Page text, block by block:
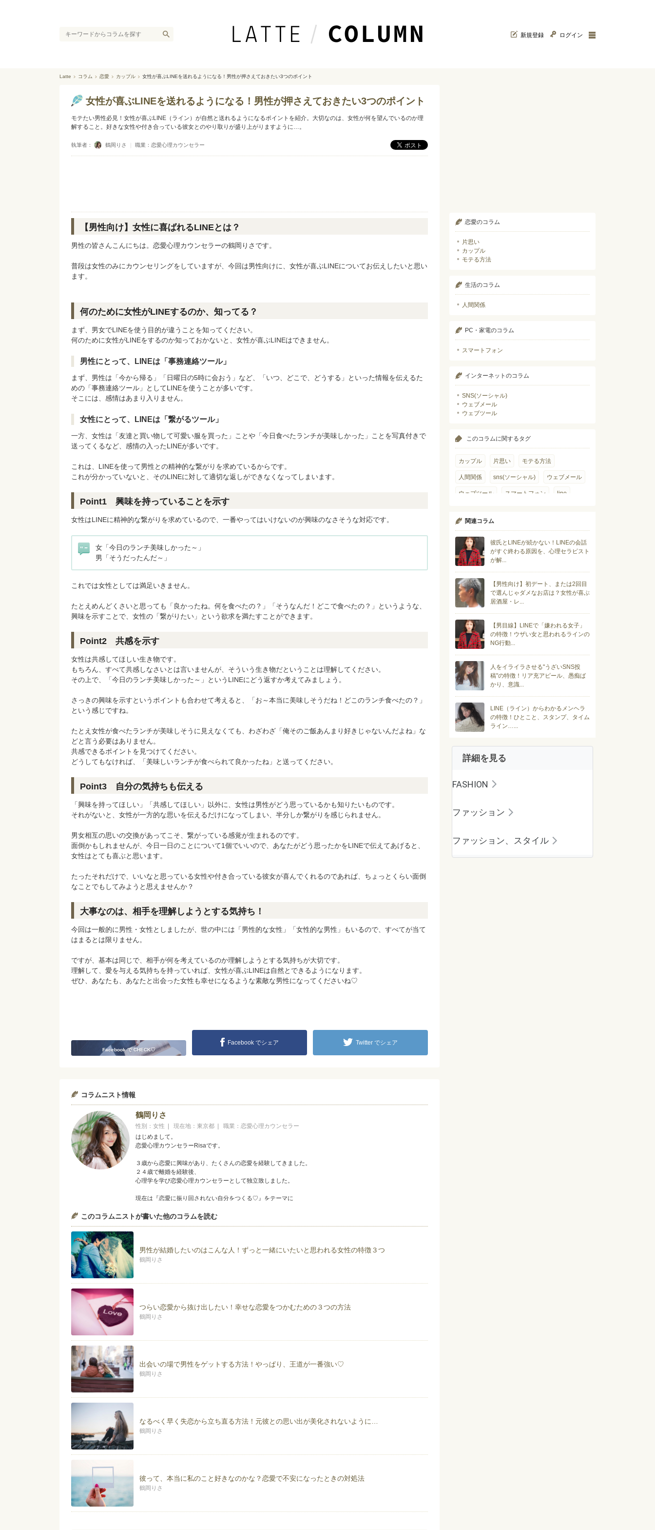
新規登録 ログイン
Latte コラム 恋愛 カップル 女性が喜ぶLINEを送れるようになる！男性が押さえておきたい3つのポイント
女性が喜ぶLINEを送れるようになる！男性が押さえておきたい3つのポイント
モテたい男性必見！女性が喜ぶLINE（ライン）が自然と送れるようになるポイントを紹介。大切なのは、女性が何を望んでいるのか理
解すること。好きな女性や付き合っている彼女とのやり取りが盛り上がりますように…。
執筆者： 鶴岡りさ ｜ 職業：恋愛心理カウンセラー
【男性向け】女性に喜ばれるLINEとは？
男性の皆さんこんにちは。恋愛心理カウンセラーの鶴岡りさです。
普段は女性のみにカウンセリングをしていますが、今回は男性向けに、女性が喜ぶLINEについてお伝えしたいと思い
ます。
何のために女性がLINEするのか、知ってる？
まず、男女でLINEを使う目的が違うことを知ってください。
何のために女性がLINEをするのか知っておかないと、女性が喜ぶLINEはできません。
男性にとって、LINEは「事務連絡ツール」
まず、男性は「今から帰る」「日曜日の5時に会おう」など、「いつ、どこで、どうする」といった情報を伝えるた
めの「事務連絡ツール」としてLINEを使うことが多いです。
そこには、感情はあまり入りません。
女性にとって、LINEは「繋がるツール」
一方、女性は「友達と買い物して可愛い服を買った」ことや「今日食べたランチが美味しかった」ことを写真付きで
送ってくるなど、感情の入ったLINEが多いです。
これは、LINEを使って男性との精神的な繋がりを求めているからです。
これが分かっていないと、そのLINEに対して適切な返しができなくなってしまいます。
Point1 興味を持っていることを示す
女性はLINEに精神的な繋がりを求めているので、一番やってはいけないのが興味のなさそうな対応です。
女「今日のランチ美味しかった～」
男「そうだったんだ～」
これでは女性としては満足いきません。
たとえめんどくさいと思っても「良かったね。何を食べたの？」「そうなんだ！どこで食べたの？」というような、
興味を示すことで、女性の「繋がりたい」という欲求を満たすことができます。
Point2 共感を示す
女性は共感してほしい生き物です。
もちろん、すべて共感しなさいとは言いませんが、そういう生き物だということは理解してください。
その上で、「今日のランチ美味しかった～」というLINEにどう返すか考えてみましょう。
さっきの興味を示すというポイントも合わせて考えると、「お～本当に美味しそうだね！どこのランチ食べたの？」
という感じですね。
たとえ女性が食べたランチが美味しそうに見えなくても、わざわざ「俺そのご飯あんまり好きじゃないんだよね」な
どと言う必要はありません。
共感できるポイントを見つけてください。
どうしてもなければ、「美味しいランチが食べられて良かったね」と送ってください。
Point3 自分の気持ちも伝える
「興味を持ってほしい」「共感してほしい」以外に、女性は男性がどう思っているかも知りたいものです。
それがないと、女性が一方的な思いを伝えるだけになってしまい、半分しか繋がりを感じられません。
男女相互の思いの交換があってこそ、繋がっている感覚が生まれるのです。
面倒かもしれませんが、今日一日のことについて1個でいいので、あなたがどう思ったかをLINEで伝えてあげると、
女性はとても喜ぶと思います。
たったそれだけで、いいなと思っている女性や付き合っている彼女が喜んでくれるのであれば、ちょっとくらい面倒
なことでもしてみようと思えませんか？
大事なのは、相手を理解しようとする気持ち！
今回は一般的に男性・女性としましたが、世の中には「男性的な女性」「女性的な男性」もいるので、すべてが当て
はまるとは限りません。
ですが、基本は同じで、相手が何を考えているのか理解しようとする気持ちが大切です。
理解して、愛を与える気持ちを持っていれば、女性が喜ぶLINEは自然とできるようになります。
ぜひ、あなたも、あなたと出会った女性も幸せになるような素敵な男性になってくださいね♡
Facebook で CHECK♡
Facebook でシェア Twitter でシェア
コラムニスト情報
鶴岡りさ
性別：女性 | 現在地：東京都 | 職業：恋愛心理カウンセラー
はじめまして。
恋愛心理カウンセラーRisaです。
３歳から恋愛に興味があり、たくさんの恋愛を経験してきました。
２４歳で離婚を経験後、
心理学を学び恋愛心理カウンセラーとして独立致しました。
現在は『恋愛に振り回されない自分をつくる♡』をテーマに
♡YouTube「猫ガール♡ちゃんねる」恋愛相談を動画で公開!
♡ブログ「大人かわいい婚活戦略♡」
http://ameblo.jp/risa-t-0105/
♡facebook
https://www.facebook.com/risa.t15
https://www.instagram.com/risa.t15/
このコラムニストが書いた他のコラムを読む
男性が結婚したいのはこんな人！ずっと一緒にいたいと思われる女性の特徴３つ
鶴岡りさ
つらい恋愛から抜け出したい！幸せな恋愛をつかむための３つの方法
鶴岡りさ
出会いの場で男性をゲットする方法！やっぱり、王道が一番強い♡
鶴岡りさ
なるべく早く失恋から立ち直る方法！元彼との思い出が美化されないように…
鶴岡りさ
彼って、本当に私のこと好きなのかな？恋愛で不安になったときの対処法
鶴岡りさ
恋愛のコラム
片思い
カップル
モテる方法
生活のコラム
人間関係
PC・家電のコラム
スマートフォン
インターネットのコラム
SNS(ソーシャル)
ウェブメール
ウェブツール
このコラムに関するタグ
カップル 片思い モテる方法
人間関係 sns(ソーシャル) ウェブメール
ウェブツール スマートフォン line
関連コラム
彼氏とLINEが続かない！LINEの会話
がすぐ終わる原因を、心理セラピスト
が解...
【男性向け】初デート、または2回目
で選んじゃダメなお店は？女性が喜ぶ
居酒屋・レ...
【男目線】LINEで「嫌われる女子」
の特徴！ウザい女と思われるラインの
NG行動...
人をイライラさせる"うざいSNS投
稿"の特徴！リア充アピール、愚痴ば
かり、意識...
LINE（ライン）からわかるメンヘラ
の特徴！ひとこと、スタンプ、タイム
ライン…...
詳細を見る
FASHION
ファッション
ファッション、スタイル